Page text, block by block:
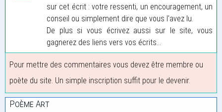
sur cet écrit : votre ressenti, un encouragement, un
conseil ou simplement dire que vous l'avez lu.
De plus si vous écrivez aussi sur le site, vous
gagnerez des liens vers vos écrits...
Pour mettre des commentaires vous devez être membre ou
poète du site. Un simple inscription suffit pour le devenir.
Poème Art